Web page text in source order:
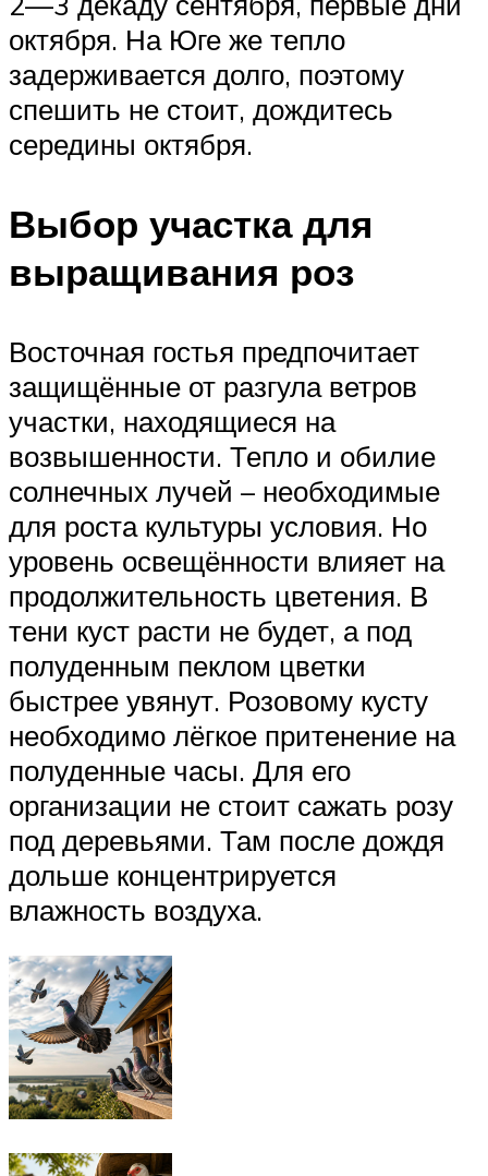
октября. На Юге же тепло
задерживается долго, поэтому
спешить не стоит, дождитесь
середины октября.
Выбор участка для
выращивания роз
Восточная гостья предпочитает
защищённые от разгула ветров
участки, находящиеся на
возвышенности. Тепло и обилие
солнечных лучей – необходимые
для роста культуры условия. Но
уровень освещённости влияет на
продолжительность цветения. В
тени куст расти не будет, а под
полуденным пеклом цветки
быстрее увянут. Розовому кусту
необходимо лёгкое притенение на
полуденные часы. Для его
организации не стоит сажать розу
под деревьями. Там после дождя
дольше концентрируется
влажность воздуха.